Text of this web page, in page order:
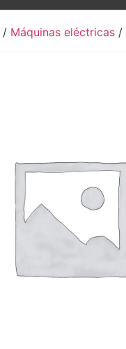
/ Máquinas eléctricas /